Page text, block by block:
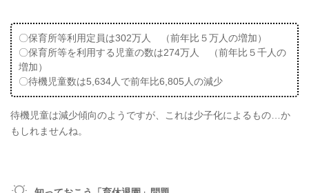
〇保育所等利用定員は302万人 （前年比５万人の増加）
〇保育所等を利用する児童の数は274万人 （前年比５千人の
増加）
〇待機児童数は5,634人で前年比6,805人の減少
待機児童は減少傾向のようですが、これは少子化によるもの…か
もしれませんね。